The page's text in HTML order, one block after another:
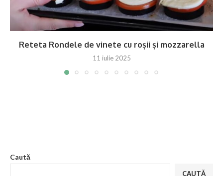
Reteta Rondele de vinete cu roșii și mozzarella
11 iulie 2025
Caută
CAUTĂ